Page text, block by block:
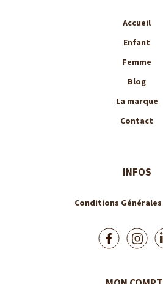
Accueil
Enfant
Femme
Blog
La marque
Contact
INFOS
Conditions